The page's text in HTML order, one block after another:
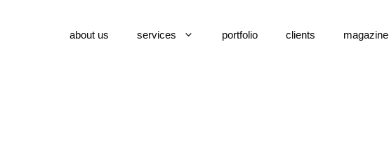
about us services portfolio clients magazine